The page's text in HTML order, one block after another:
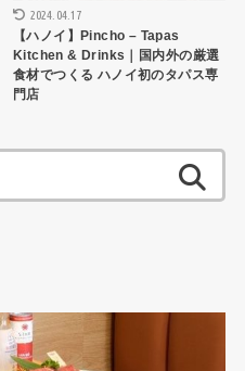
2024.04.17
【ハノイ】Pincho – Tapas
Kitchen & Drinks｜国内外の厳選
食材でつくる ハノイ初のタパス専
門店
索: